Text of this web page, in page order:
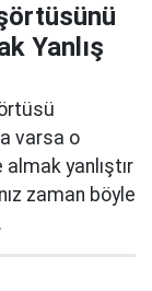
Yanlış
varsa o
yanlıştır
zaman böyle